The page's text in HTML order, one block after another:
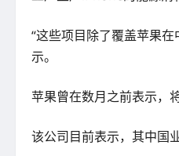
“这些项目除了覆盖苹果
示。
苹果曾在数月之前表示，
该公司目前表示，其中国